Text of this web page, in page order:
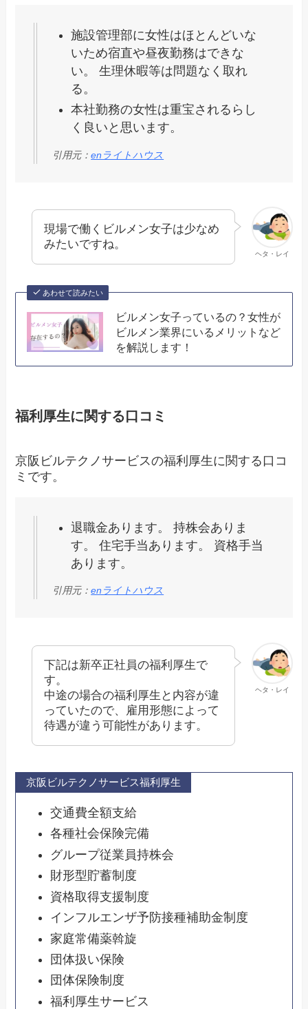
施設管理部に女性はほとんどいな
いため宿直や昼夜勤務はできな
い。 生理休暇等は問題なく取れ
る。
本社勤務の女性は重宝されるらし
く良いと思います。
引用元：enライトハウス
ヘタ・レイ
現場で働くビルメン女子は少なめ
みたいですね。
あわせて読みたい
ビルメン女子っているの？女性が
ビルメン業界にいるメリットなど
を解説します！
福利厚生に関する口コミ
京阪ビルテクノサービスの福利厚生に関する口コ
ミです。
退職金あります。 持株会ありま
す。 住宅手当あります。 資格手当
あります。
引用元：enライトハウス
ヘタ・レイ
下記は新卒正社員の福利厚生で
す。
中途の場合の福利厚生と内容が違
っていたので、雇用形態によって
待遇が違う可能性があります。
京阪ビルテクノサービス福利厚生
交通費全額支給
各種社会保険完備
グループ従業員持株会
財形型貯蓄制度
資格取得支援制度
インフルエンザ予防接種補助金制度
家庭常備薬斡旋
団体扱い保険
団体保険制度
福利厚生サービス